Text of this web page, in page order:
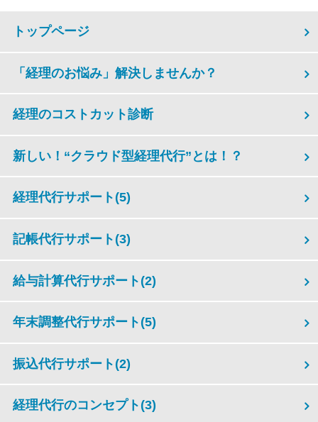
トップページ
「経理のお悩み」解決しませんか？
経理のコストカット診断
新しい！“クラウド型経理代行”とは！？
経理代行サポート (5)
記帳代行サポート (3)
給与計算代行サポート (2)
年末調整代行サポート (5)
振込代行サポート (2)
経理代行のコンセプト (3)